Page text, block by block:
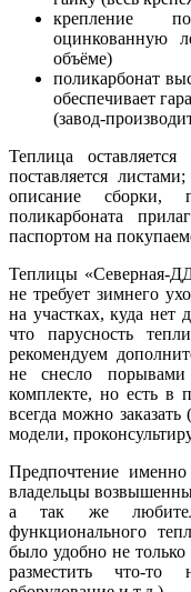
крепление
оцинкованную
объёме)
поликарбонат
обеспечивает
(завод-
Теплица
поставляется
описание сборки,
поликарбоната
паспортом на
Теплицы «Северная-
не требует зимнего
на участках, куда нет
что парусность
рекомендуем
не снесло
комплекте, но есть в
всегда можно
модели,
Предпочтение
владельцы
а так же
функционального
было удобно не только
разместить что-то